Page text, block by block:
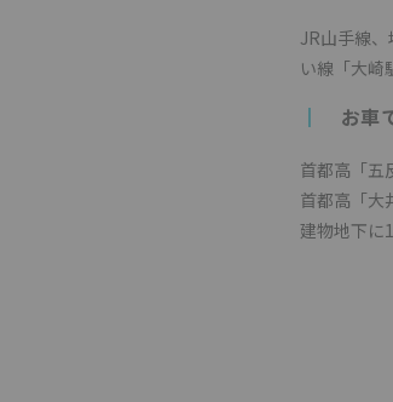
JR山手線
い線「大崎
┃ お車
首都高「五
首都高「大
建物地下に